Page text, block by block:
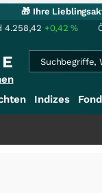
🎁 Ihre
4.258,42 +0,42%
Indizes